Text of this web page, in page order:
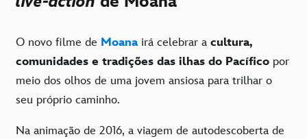
O novo filme de Moanairá celebrar a cultura,
comunidades e tradições das ilhas do Pacífico por
meio dos olhos de uma jovem ansiosa para trilhar o
seu próprio caminho.
Na animação de 2016, a viagem de autodescoberta de